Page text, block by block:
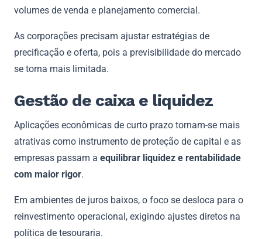
volumes de venda e planejamento comercial.
As corporações precisam ajustar estratégias de
precificação e oferta, pois a previsibilidade do mercado
se torna mais limitada.
Gestão de caixa e liquidez
Aplicações econômicas de curto prazo tornam-se mais
atrativas como instrumento de proteção de capital e as
empresas passam a equilibrar liquidez e rentabilidade
com maior rigor.
Em ambientes de juros baixos, o foco se desloca para o
reinvestimento operacional, exigindo ajustes diretos na
política de tesouraria.